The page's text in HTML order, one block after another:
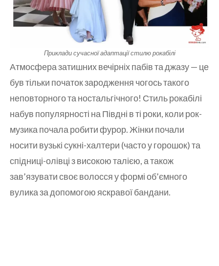
Приклади сучасної адаптації стилю рокабілі
Атмосфера затишних вечірніх пабів та джазу — це
був тільки початок зародження чогось такого
неповторного та ностальгічного! Стиль рокабілі
набув популярності на Півдні в ті роки, коли рок-
музика почала робити фурор. Жінки почали
носити вузькі сукні-халтери (часто у горошок) та
спідниці-олівці з високою талією, а також
зав’язувати своє волосся у формі об’ємного
вулика за допомогою яскравої бандани.